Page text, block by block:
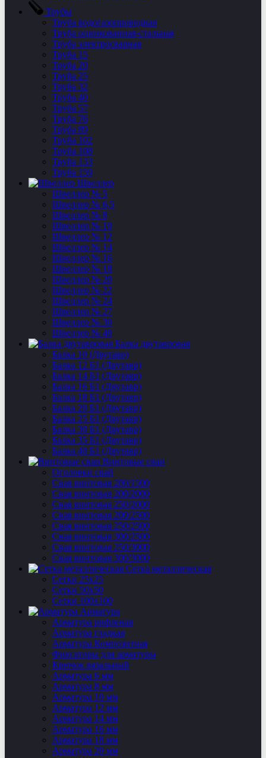
Трубы
Труба водогазопроводная
Труба оцинкованная-стальная
Труба электросварная
Труба 15
Труба 20
Труба 25
Труба 32
Труба 40
Труба 57
Труба 76
Труба 89
Труба 102
Труба 108
Труба 133
Труба 159
Швеллер
Швеллер № 5
Швеллер № 6,5
Швеллер № 8
Швеллер № 10
Швеллер № 12
Швеллер № 14
Швеллер № 16
Швеллер № 18
Швеллер № 20
Швеллер № 22
Швеллер № 24
Швеллер № 27
Швеллер № 30
Швеллер № 40
Балка двутавровая
Балка 10 (Двутавр)
Балка 12 Б1 (Двутавр)
Балка 14 Б1 (Двутавр)
Балка 16 Б1 (Двутавр)
Балка 18 Б1 (Двутавр)
Балка 20 Б1 (Двутавр)
Балка 25 Б1 (Двутавр)
Балка 30 Б1 (Двутавр)
Балка 35 Б1 (Двутавр)
Балка 40 Б1 (Двутавр)
Винтовые сваи
Оголовки свай
Свая винтовая 200/1500
Свая винтовая 200/2000
Свая винтовая 250/2000
Свая винтовая 200/2500
Свая винтовая 250/2500
Свая винтовая 300/2500
Свая винтовая 250/3000
Свая винтовая 300/3000
Сетка металлическая
Сетки 25х25
Сетки 50х50
Сетки 100х100
Арматура
Арматура рифленая
Арматура гладкая
Арматура Композитная
Фиксаторы для арматуры
Крючок вязальный
Арматура 6 мм
Арматура 8 мм
Арматура 10 мм
Арматура 12 мм
Арматура 14 мм
Арматура 16 мм
Арматура 18 мм
Арматура 20 мм